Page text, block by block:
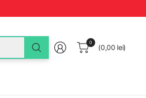
Ce
cauti
0
(0,00 lei)